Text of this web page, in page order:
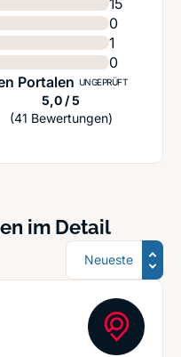
15
0
1
0
Portalen UNGEPRÜFT
5,0 / 5
(41 Bewertungen)
im Detail
Sortierung